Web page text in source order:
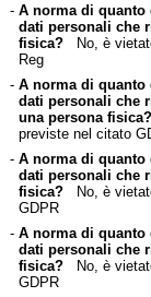
- A norma di quanto
dati personali che
fisica?No, è
Reg
- A norma di quanto
dati personali che
una persona fisica?
previste nel citato
- A norma di quanto
dati personali che
fisica?No, è
GDPR
- A norma di quanto
dati personali che
fisica?No, è
GDPR